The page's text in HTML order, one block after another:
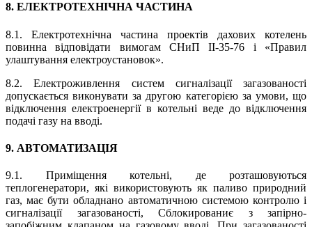
8. ЕЛЕКТРОТЕХНІЧНА ЧАСТИНА
8.1. Електротехнічна частина проектів дахових котелень
повинна відповідати вимогам СНиП II-35-76 і «Правил
улаштування електроустановок».
8.2. Електроживлення систем сигналізації загазованості
допускається виконувати за другою категорією за умови, що
відключення електроенергії в котельні веде до відключення
подачі газу на вводі.
9. АВТОМАТИЗАЦІЯ
9.1. Приміщення котельні, де розташовуються
теплогенератори, які використовують як паливо природний
газ, має бути обладнано автоматичною системою контролю і
сигналізації загазованості, Сблокированиє з запірно-